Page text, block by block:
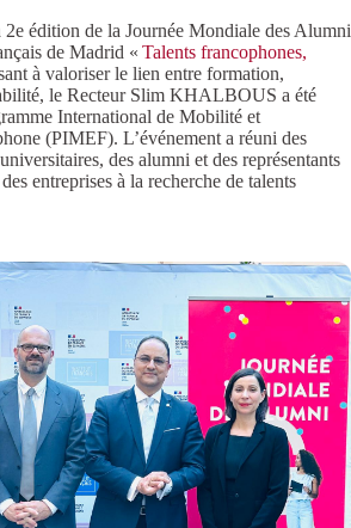
2e édition de la Journée Mondiale des Alumni
de Madrid « Talents francophones,
à valoriser le lien entre formation,
le Recteur Slim KHALBOUS a été
International de Mobilité et
(PIMEF). L’événement a réuni des
des alumni et des représentants
entreprises à la recherche de talents